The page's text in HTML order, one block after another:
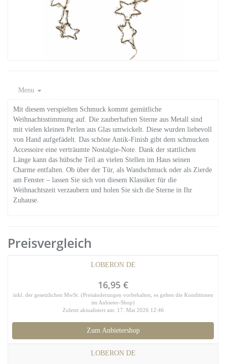
Menu
Mit diesem verspielten Schmuck kommt gemütliche
Weihnachtsstimmung auf. Die zauberhaften Sterne aus Metall sind
mit vielen kleinen Perlen aus Glas umwickelt. Diese wurden liebevoll
von Hand aufgefädelt. Das schöne Antik-Finish gibt dem schmucken
Accessoire eine verträumte Nostalgie-Note. Dank der stattlichen
Länge kann das hübsche Teil an vielen Stellen im Haus seinen
Charme entfalten. Ob über der Tür, als Wandschmuck oder als Zierde
am Fenster – lassen Sie sich von diesem Klassiker für die
Weihnachtszeit verzaubern und holen Sie sich die Sterne in Ihr
Zuhause.
Preisvergleich
LOBERON DE
16,95 €
inkl. der gesetzlichen MwSt. (Preisänderungen vorbehalten, es gelten die Konditionen
im Anbieter-Shop)
Zuletzt aktualisiert am: 17. Mai 2026 12:46
Zum Anbietershop
LOBERON DE